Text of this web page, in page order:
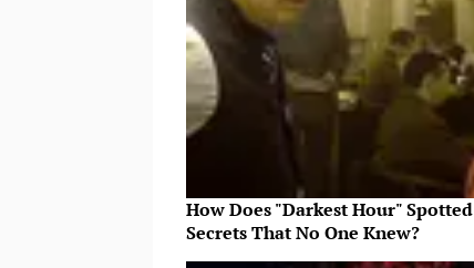
How Does "Darkest Hour" Spotted
Secrets That No One Knew?